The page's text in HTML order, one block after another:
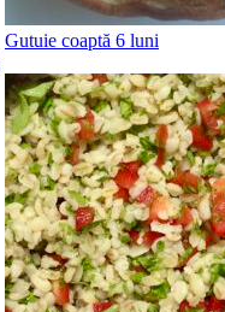
Gutuie coaptă 6 luni